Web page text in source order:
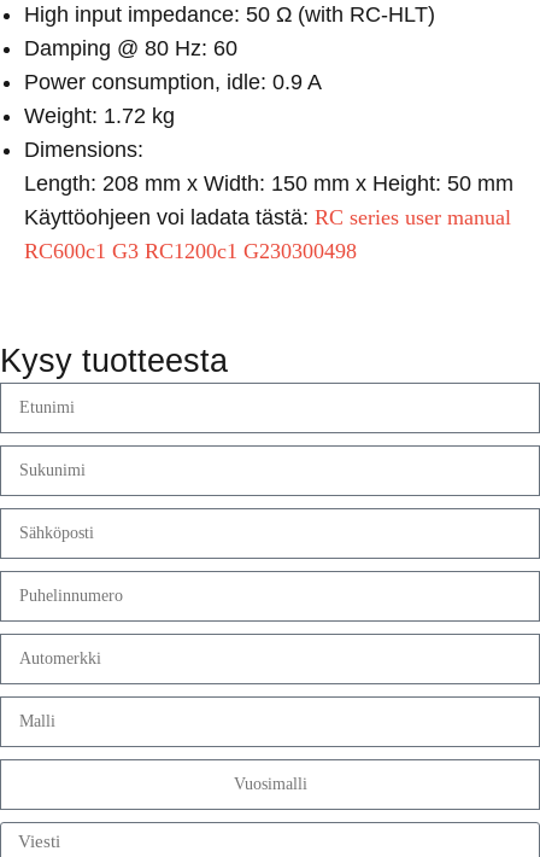
High input impedance: 50 Ω (with RC-HLT)
Damping @ 80 Hz: 60
Power consumption, idle: 0.9 A
Weight: 1.72 kg
Dimensions:
Length: 208 mm x Width: 150 mm x Height: 50 mm
Käyttöohjeen voi ladata tästä: RC series user manual
RC600c1 G3 RC1200c1 G230300498
Kysy tuotteesta